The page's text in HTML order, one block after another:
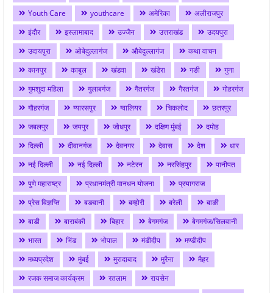
Youth Care
youthcare अमेरिका
अलीराजपुर
इंदौर
इस्लामाबाद उज्जैन उत्तराखंड
उदयपुरा
उदायपुरा
ओबेदुल्लागंज औबेदुल्लागंज
कथा वाचन
कानपुर
काबुल खंडवा खंडेरा गङी
गुना
गुमशुदा महिला
गुलाबगंज गैतरगंज गैरतगंज
गोहरगंज
गौहरगंज
ग्यारसपुर ग्वालियर चिकलोद
छतरपुर
जबलपुर
जयपुर जोधपुर दक्षिण मुंबई
दमोह
दिल्ली
दीवानगंज देवनगर देवास देश
धार
नई दिल्ली
नई दिल्ली नटेरन नरसिंहपुर
पानीपत
पुणे महाराष्ट्र
प्रधानमंत्री मानधन योजना
प्रयागराज
प्रेस विज्ञप्ति
बङवानी बम्होरी बरेली
बाङी
बाडी
बाराबंकी बिहार बेगमगंज
बेगमगंज/सिलवानी
भारत
भिंड भोपाल मंडीदीप
मण्डीदीप
मध्यप्रदेश
मुंबई मुरादाबाद मुरैना
मैहर
रजक समाज कार्यक्रम
रतलाम
रायसेन